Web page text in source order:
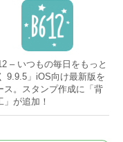
– いつもの毎日をもっと
9.9.5」iOS向け最新版を
ス。スタンプ作成に「背
」が追加！